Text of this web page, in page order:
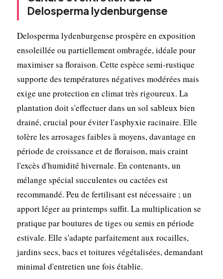
Delosperma lydenburgense
Delosperma lydenburgense prospère en exposition
ensoleillée ou partiellement ombragée, idéale pour
maximiser sa floraison. Cette espèce semi-rustique
supporte des températures négatives modérées mais
exige une protection en climat très rigoureux. La
plantation doit s'effectuer dans un sol sableux bien
drainé, crucial pour éviter l'asphyxie racinaire. Elle
tolère les arrosages faibles à moyens, davantage en
période de croissance et de floraison, mais craint
l'excès d'humidité hivernale. En contenants, un
mélange spécial succulentes ou cactées est
recommandé. Peu de fertilisant est nécessaire ; un
apport léger au printemps suffit. La multiplication se
pratique par boutures de tiges ou semis en période
estivale. Elle s'adapte parfaitement aux rocailles,
jardins secs, bacs et toitures végétalisées, demandant
minimal d'entretien une fois établie.